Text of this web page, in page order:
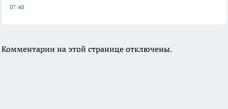
07:40
Комментарии на этой странице отключены.